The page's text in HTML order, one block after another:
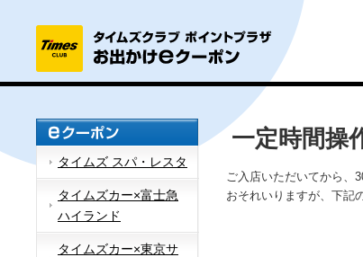
タイムズ スパ・レスタ
タイムズカー×富士急
ハイランド
タイムズカー×東京サ
一定時間操
ご入店いただいてから、
おそれいりますが、下記